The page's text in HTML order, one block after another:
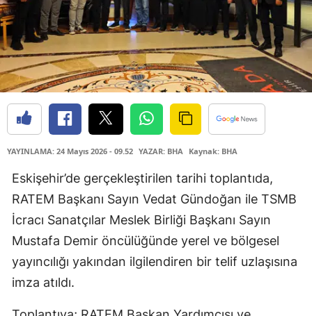
YAYINLAMA: 24 Mayıs 2026 - 09.52 YAZAR: BHA Kaynak: BHA
Eskişehir’de gerçekleştirilen tarihi toplantıda,
RATEM Başkanı Sayın Vedat Gündoğan ile TSMB
İcracı Sanatçılar Meslek Birliği Başkanı Sayın
Mustafa Demir öncülüğünde yerel ve bölgesel
yayıncılığı yakından ilgilendiren bir telif uzlaşısına
imza atıldı.